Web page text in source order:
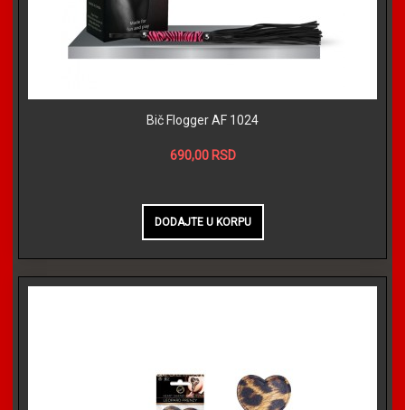
Bič Flogger AF 1024
690,00 RSD